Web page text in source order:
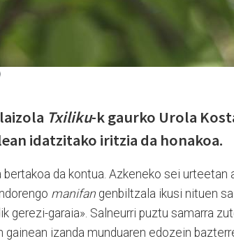
Txiliku-k gaurko Urola
idatzitako iritzia da honakoa.
da kontua. Azkeneko sei urteetan
manifan genbiltzala ikusi nituen
gerezi-garaia». Salneurri puztu samarra
gainean izanda munduaren edozein